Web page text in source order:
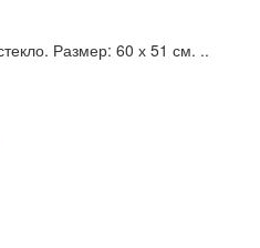
Размер: 60 х 51 см. ..